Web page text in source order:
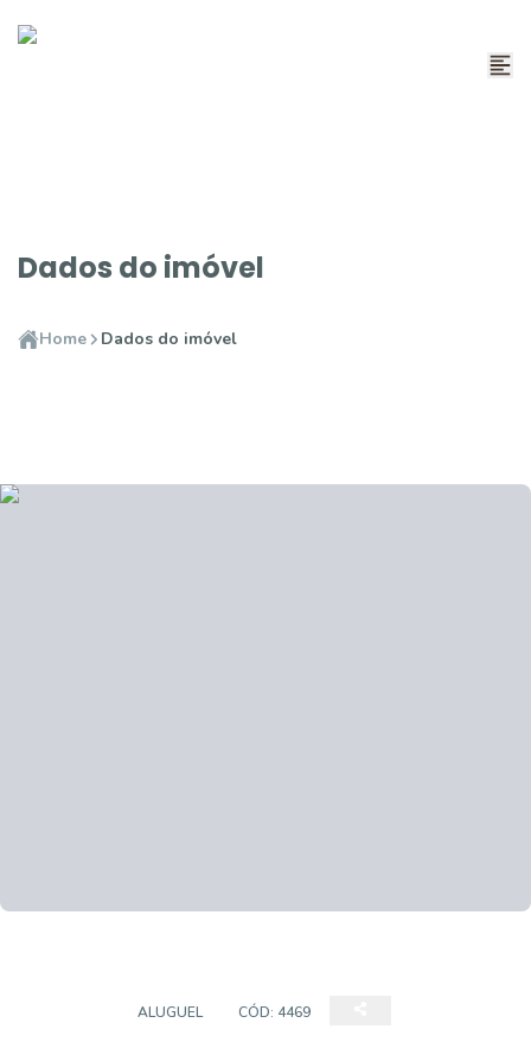
Dados do imóvel
Home Dados do imóvel
ALUGUEL CÓD: 4469